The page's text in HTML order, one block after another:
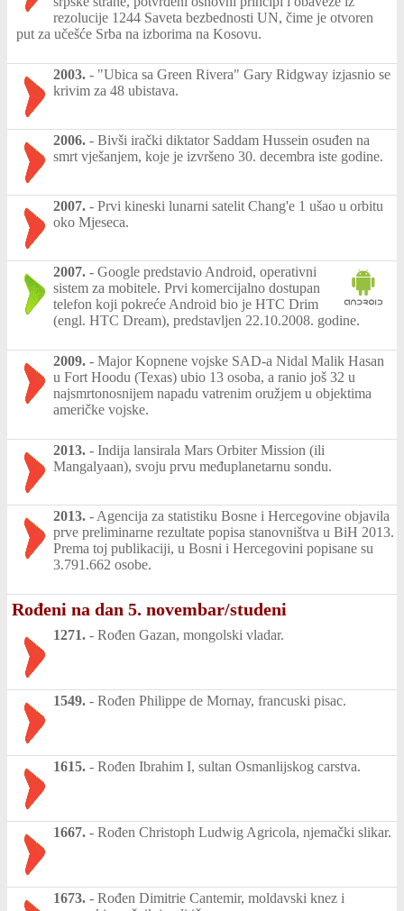
rezolucije 1244 Saveta bezbednosti UN, čime je otvoren
put za učešće Srba na izborima na Kosovu.
2003. - "Ubica sa Green Rivera" Gary Ridgway izjasnio se
krivim za 48 ubistava.
2006. - Bivši irački diktator Saddam Hussein osuđen na
smrt vješanjem, koje je izvršeno 30. decembra iste godine.
2007. - Prvi kineski lunarni satelit Chang'e 1 ušao u orbitu
oko Mjeseca.
2007. - Google predstavio Android, operativni
sistem za mobitele. Prvi komercijalno dostupan
telefon koji pokreće Android bio je HTC Drim
(engl. HTC Dream), predstavljen 22.10.2008. godine.
2009. - Major Kopnene vojske SAD-a Nidal Malik Hasan
u Fort Hoodu (Texas) ubio 13 osoba, a ranio još 32 u
najsmrtonosnijem napadu vatrenim oružjem u objektima
američke vojske.
2013. - Indija lansirala Mars Orbiter Mission (ili
Mangalyaan), svoju prvu međuplanetarnu sondu.
2013. - Agencija za statistiku Bosne i Hercegovine objavila
prve preliminarne rezultate popisa stanovništva u BiH 2013.
Prema toj publikaciji, u Bosni i Hercegovini popisane su
3.791.662 osobe.
Rođeni na dan 5. novembar/studeni
1271. - Rođen Gazan, mongolski vladar.
1549. - Rođen Philippe de Mornay, francuski pisac.
1615. - Rođen Ibrahim I, sultan Osmanlijskog carstva.
1667. - Rođen Christoph Ludwig Agricola, njemački slikar.
1673. - Rođen Dimitrie Cantemir, moldavski knez i